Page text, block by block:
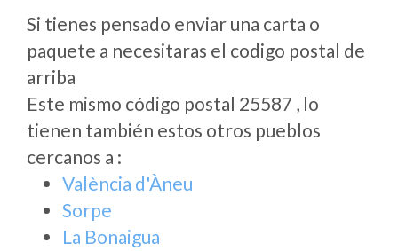
Si tienes pensado enviar una carta o
paquete a necesitaras el codigo postal de
arriba
Este mismo código postal 25587 , lo
tienen también estos otros pueblos
cercanos a :
València d'Àneu
Sorpe
La Bonaigua